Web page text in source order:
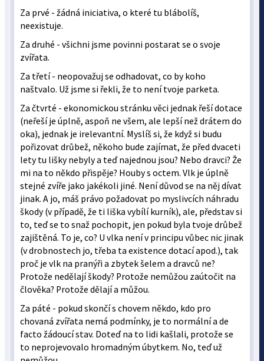
Za prvé - žádná iniciativa, o které tu blábolíš,
neexistuje.
Za druhé - všichni jsme povinni postarat se o svoje
zvířata.
Za třetí - neopovažuj se odhadovat, co by koho
naštvalo. Už jsme si řekli, že to není tvoje parketa.
Za čtvrté - ekonomickou stránku věci jednak řeší dotace
(neřeší je úplně, aspoň ne všem, ale lepší než drátem do
oka), jednak je irelevantní. Myslíš si, že když si budu
pořizovat drůbež, někoho bude zajímat, že před dvaceti
lety tu lišky nebyly a teď najednou jsou? Nebo dravci? Že
mi na to někdo přispěje? Houby s octem. Vlk je úplně
stejné zvíře jako jakékoli jiné. Není důvod se na něj dívat
jinak. A jo, máš právo požadovat po myslivcích náhradu
škody (v případě, že ti liška vybílí kurník), ale, představ si
to, teď se to snaž pochopit, jen pokud byla tvoje drůbež
zajištěná. To je, co? U vlka není v principu vůbec nic jinak
(v drobnostech jo, třeba ta existence dotací apod.), tak
proč je vlk na pranýři a zbytek šelem a dravců ne?
Protože nedělají škody? Protože nemůžou zaútočit na
člověka? Protože dělají a můžou.
Za páté - pokud skončí s chovem někdo, kdo pro
chovaná zvířata nemá podmínky, je to normální a de
facto žádoucí stav. Doteď na to lidi kašlali, protože se
to neprojevovalo hromadným úbytkem. No, teď už